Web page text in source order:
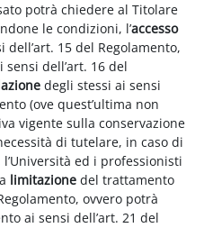
potrà chiedere al Titolare
le condizioni, l’accesso
15 del Regolamento,
sensi dell’art. 16 del
degli stessi ai sensi
(ove quest’ultima non
vigente sulla conservazione
di tutelare, in caso di
ed i professionisti
limitazione del trattamento
ovvero potrà
ai sensi dell’art. 21 del